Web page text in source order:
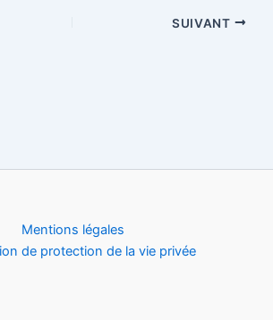
SUIVANT
Mentions légales
de protection de la vie privée